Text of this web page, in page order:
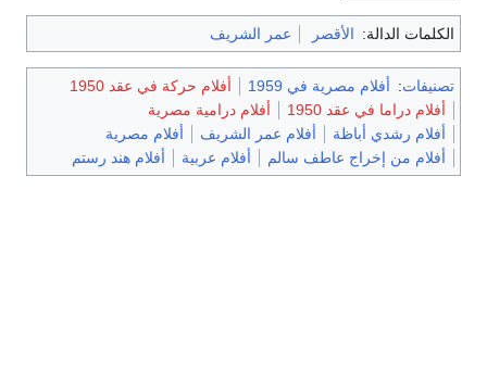
الكلمات الدالة: الأقصر عمر الشريف
تصنيفات: أفلام مصرية في 1959
أفلام حركة في عقد 1950
أفلام دراما في عقد 1950
أفلام درامية مصرية
أفلام رشدي أباظة
أفلام عمر الشريف
أفلام مصرية
أفلام من إخراج عاطف سالم
أفلام عربية أفلام هند رستم